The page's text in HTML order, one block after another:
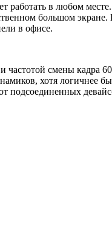
работать в любом
большом экране.
в офисе.
смены кадра
хотя логичнее
подсоединенных